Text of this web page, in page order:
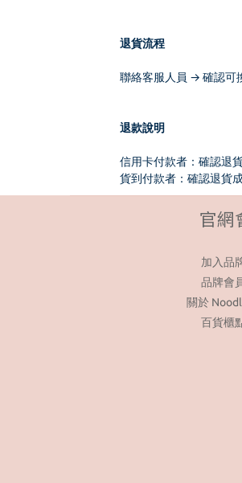
退貨流程
聯絡客服人員 → 確認可
退款說明
信用卡付款者：確認退
貨到付款者：確認退貨
官網
加入品
品牌會
關於
百貨櫃